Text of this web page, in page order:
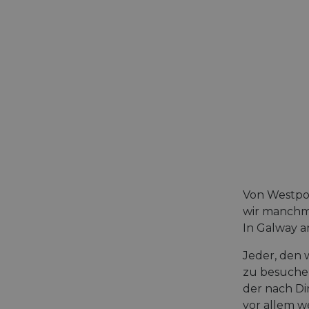
Von
wir
In Galway
Jeder, den
zu
der nach
vor allem
ASP.NET_SessionId
li_gc